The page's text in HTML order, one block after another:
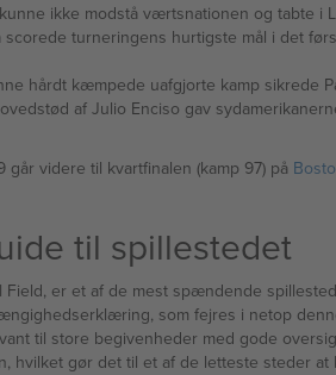
— Paraguay kunne ikke modstå værtsnationen og
0-0 Australien — denne hårdt kæmpede uafgjorte
videre til kvartfinalen (kamp 97) på
til spillestedet
Field, er et af de mest spændende
som fejres i netop
til store begivenheder med gode
hvilket gør det til et af de letteste steder